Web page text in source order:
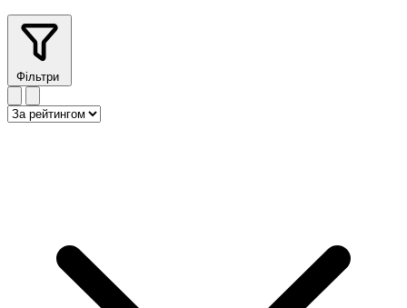
Фільтри